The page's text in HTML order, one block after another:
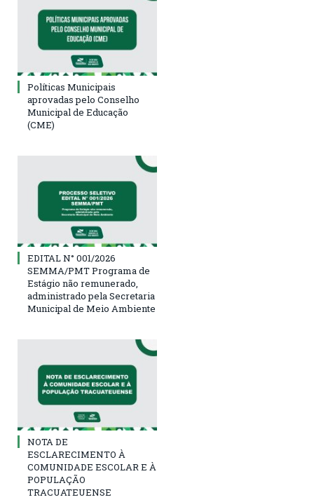
Políticas Municipais
aprovadas pelo Conselho
Municipal de Educação
(CME)
EDITAL N° 001/2026
SEMMA/PMT Programa de
Estágio não remunerado,
administrado pela Secretaria
Municipal de Meio Ambiente
NOTA DE
ESCLARECIMENTO À
COMUNIDADE ESCOLAR E À
POPULAÇÃO
TRACUATEUENSE